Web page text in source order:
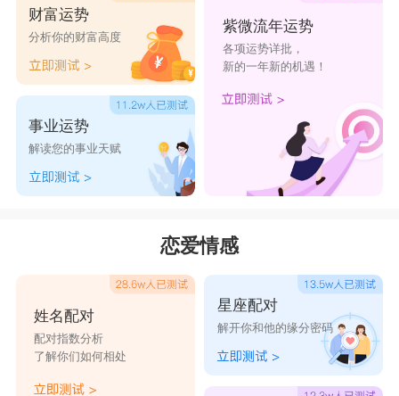
锦霞
博初
碧澜 无极
财富运势
分析你的财富高度
事业运势
解读您的事业天赋
紫微流年运势
各项运势详批，
新的一年新的机遇！
恋爱情感
姓名配对
配对指数分析
了解你们如何相处
星座配对
解开你和他的缘分密码